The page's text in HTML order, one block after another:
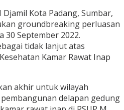
Kota Padang, Sumbar,
groundbreaking perluasan
30 September 2022.
tidak lanjut atas
Kamar Rawat Inap
akhir untuk wilayah
delapan gedung